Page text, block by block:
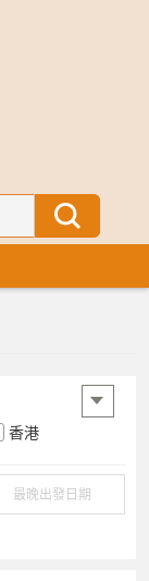
香港